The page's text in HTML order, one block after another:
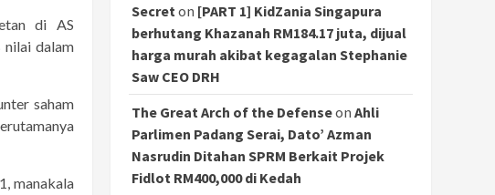
di AS
nilai dalam
saham
manakala
Secret on [PART 1] KidZania Singapura
berhutang Khazanah RM184.17 juta, dijual
harga murah akibat kegagalan Stephanie
Saw CEO DRH
The Great Arch of the Defenseon Ahli
Parlimen Padang Serai, Dato’ Azman
Nasrudin Ditahan SPRM Berkait Projek
Fidlot RM400,000 di Kedah